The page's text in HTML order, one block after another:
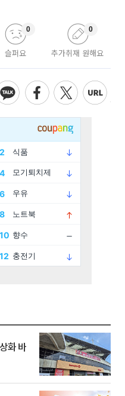
슬퍼요
0
추가취재 원해요
0
화 바